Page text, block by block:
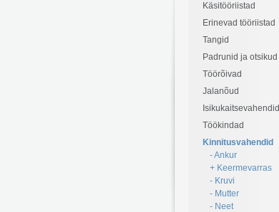
Käsitööriistad
Erinevad tööriistad
Tangid
Padrunid ja otsikud
Töörõivad
Jalanõud
Isikukaitsevahendid
Töökindad
Kinnitusvahendid
- Ankur
+ Keermevarras
- Kruvi
- Mutter
- Neet